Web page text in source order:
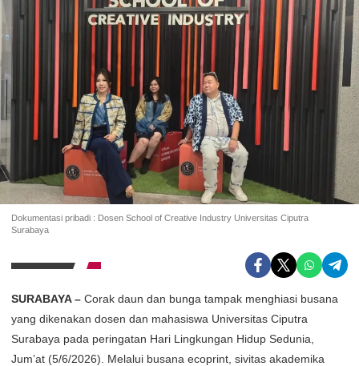
Dokumentasi pribadi : Dosen School of Creative Industry Universitas Ciputra
Surabaya
SURABAYA – Corak daun dan bunga tampak menghiasi busana
yang dikenakan dosen dan mahasiswa Universitas Ciputra
Surabaya pada peringatan Hari Lingkungan Hidup Sedunia,
Jum’at (5/6/2026). Melalui busana ecoprint, sivitas akademika